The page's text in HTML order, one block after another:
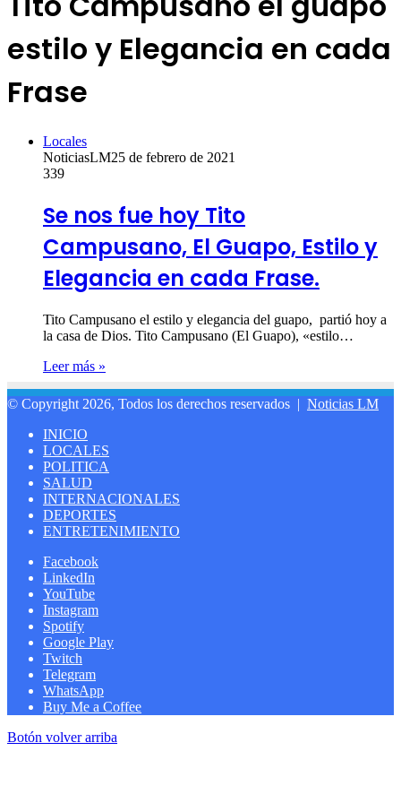
estilo y Elegancia en cada
Frase
Locales
NoticiasLM25 de febrero de 2021
339
Se nos fue hoy Tito
Campusano, El Guapo, Estilo y
Elegancia en cada Frase.
Tito Campusano el estilo y elegancia del guapo, partió hoy a
la casa de Dios. Tito Campusano (El Guapo), «estilo…
Leer más »
© Copyright 2026, Todos los derechos reservados | Noticias LM
INICIO
LOCALES
POLITICA
SALUD
INTERNACIONALES
DEPORTES
ENTRETENIMIENTO
Facebook
LinkedIn
YouTube
Instagram
Spotify
Google Play
Twitch
Telegram
WhatsApp
Buy Me a Coffee
Botón volver arriba